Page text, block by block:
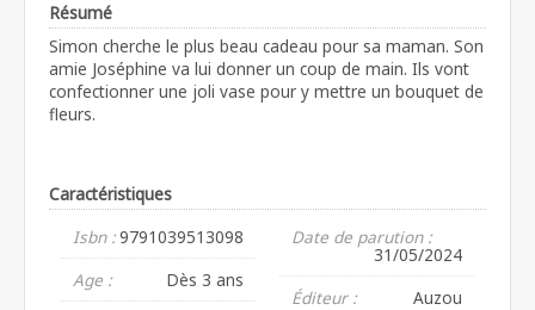
Résumé
Simon cherche le plus beau cadeau pour sa maman. Son
amie Joséphine va lui donner un coup de main. Ils vont
confectionner une joli vase pour y mettre un bouquet de
fleurs.
Caractéristiques
Isbn :9791039513098
Age :
Dès 3 ans
Date de parution :
31/05/2024
Éditeur :
Auzou